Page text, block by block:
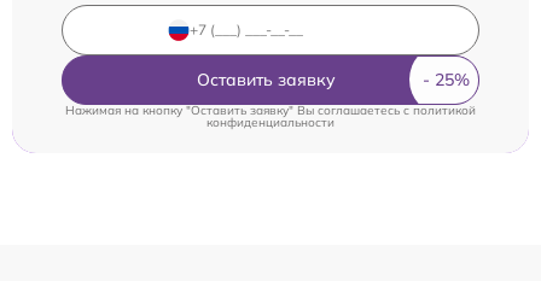
Оставить заявку
Нажимая на кнопку "Оставить заявку" Вы соглашаетесь cполитикой
конфиденциальности